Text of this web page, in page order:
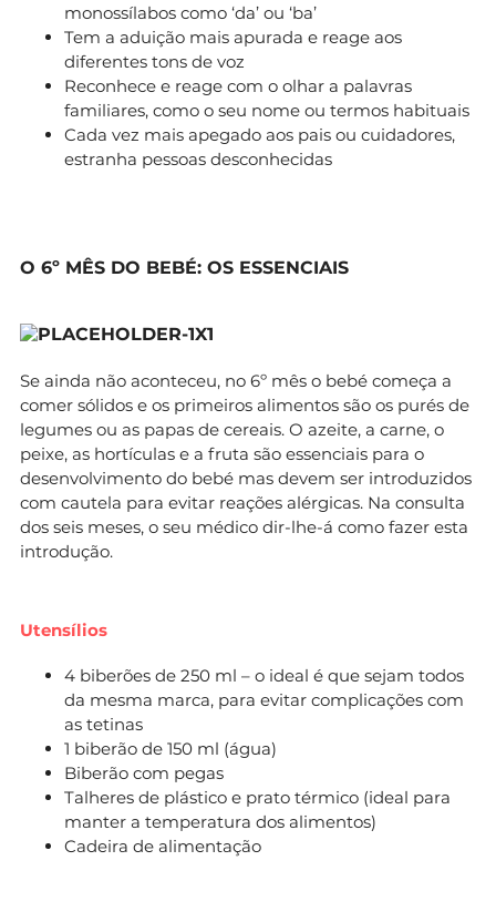
monossílabos como ‘da’ ou ‘ba’
Tem a aduição mais apurada e reage aos
diferentes tons de voz
Reconhece e reage com o olhar a palavras
familiares, como o seu nome ou termos habituais
Cada vez mais apegado aos pais ou cuidadores,
estranha pessoas desconhecidas
O 6º MÊS DO BEBÉ: OS ESSENCIAIS
Se ainda não aconteceu, no 6º mês o bebé começa a
comer sólidos e os primeiros alimentos são os purés de
legumes ou as papas de cereais. O azeite, a carne, o
peixe, as hortículas e a fruta são essenciais para o
desenvolvimento do bebé mas devem ser introduzidos
com cautela para evitar reações alérgicas. Na consulta
dos seis meses, o seu médico dir-lhe-á como fazer esta
introdução.
Utensílios
4 biberões de 250 ml – o ideal é que sejam todos
da mesma marca, para evitar complicações com
as tetinas
1 biberão de 150 ml (água)
Biberão com pegas
Talheres de plástico e prato térmico (ideal para
manter a temperatura dos alimentos)
Cadeira de alimentação